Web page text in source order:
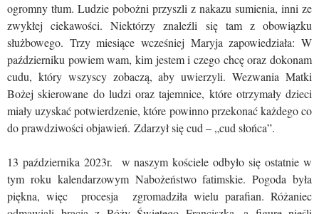
ogromny tłum. Ludzie pobożni przyszli z nakazu sumienia, inni ze
zwykłej ciekawości. Niektórzy znaleźli się tam z obowiązku
służbowego. Trzy miesiące wcześniej Maryja zapowiedziała: W
październiku powiem wam, kim jestem i czego chcę oraz dokonam
cudu, który wszyscy zobaczą, aby uwierzyli. Wezwania Matki
Bożej skierowane do ludzi oraz tajemnice, które otrzymały dzieci
miały uzyskać potwierdzenie, które powinno przekonać każdego co
do prawdziwości objawień. Zdarzył się cud – „cud słońca”.
13 października 2023r. w naszym kościele odbyło się ostatnie w
tym roku kalendarzowym Nabożeństwo fatimskie. Pogoda była
piękna, więc procesja zgromadziła wielu parafian. Różaniec